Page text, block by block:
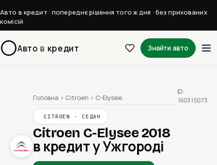
Авто в кредит · попереднє рішення того ж дня · без прихованих
комісій
Авто в кредит Знайти авто
Головна › Citroen › C-Elysee
CITROEN · СЕДАН
Citroen C-Elysee 2018
в кредит у Ужгороді
ID:
160315073